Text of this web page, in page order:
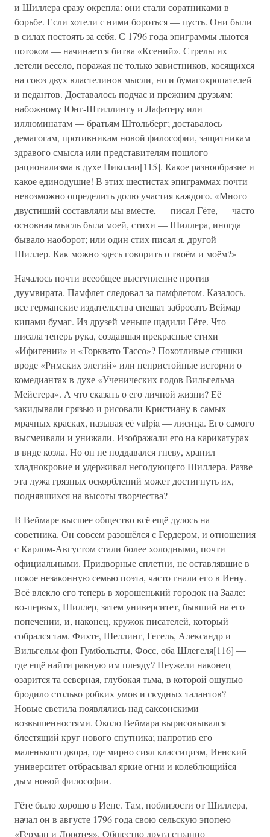
и Шиллера сразу окрепла: они стали соратниками в
борьбе. Если хотели с ними бороться — пусть. Они были
в силах постоять за себя. С 1796 года эпиграммы льются
потоком — начинается битва «Ксений». Стрелы их
летели весело, поражая не только завистников, косящихся
на союз двух властелинов мысли, но и бумагокропателей
и педантов. Доставалось подчас и прежним друзьям:
набожному Юнг-Штиллингу и Лафатеру или
иллюминатам — братьям Штольберг; доставалось
демагогам, противникам новой философии, защитникам
здравого смысла или представителям пошлого
рационализма в духе Николаи[115]. Какое разнообразие и
какое единодушие! В этих шестистах эпиграммах почти
невозможно определить долю участия каждого. «Много
двустиший составляли мы вместе, — писал Гёте, — часто
основная мысль была моей, стихи — Шиллера, иногда
бывало наоборот; или один стих писал я, другой —
Шиллер. Как можно здесь говорить о твоём и моём?»
Началось почти всеобщее выступление против
дуумвирата. Памфлет следовал за памфлетом. Казалось,
все германские издательства спешат забросать Веймар
кипами бумаг. Из друзей меньше щадили Гёте. Что
писала теперь рука, создавшая прекрасные стихи
«Ифигении» и «Торквато Тассо»? Похотливые стишки
вроде «Римских элегий» или непристойные истории о
комедиантах в духе «Ученических годов Вильгельма
Мейстера». А что сказать о его личной жизни? Её
закидывали грязью и рисовали Кристиану в самых
мрачных красках, называя её vulpia — лисица. Его самого
высмеивали и унижали. Изображали его на карикатурах
в виде козла. Но он не поддавался гневу, хранил
хладнокровие и удерживал негодующего Шиллера. Разве
эта лужа грязных оскорблений может достигнуть их,
поднявшихся на высоты творчества?
В Веймаре высшее общество всё ещё дулось на
советника. Он совсем разошёлся с Гердером, и отношения
с Карлом-Августом стали более холодными, почти
официальными. Придворные сплетни, не оставлявшие в
покое незаконную семью поэта, часто гнали его в Иену.
Всё влекло его теперь в хорошенький городок на Заале:
во-первых, Шиллер, затем университет, бывший на его
попечении, и, наконец, кружок писателей, который
собрался там. Фихте, Шеллинг, Гегель, Александр и
Вильгельм фон Гумбольдты, Фосс, оба Шлегеля[116] —
где ещё найти равную им плеяду? Неужели наконец
озарится та северная, глубокая тьма, в которой ощупью
бродило столько робких умов и скудных талантов?
Новые светила появлялись над саксонскими
возвышенностями. Около Веймара вырисовывался
блестящий круг нового спутника; напротив его
маленького двора, где мирно сиял классицизм, Иенский
университет отбрасывал яркие огни и колеблющийся
дым новой философии.
Гёте было хорошо в Иене. Там, поблизости от Шиллера,
начал он в августе 1796 года свою сельскую эпопею
«Герман и Доротея». Общество друга странно